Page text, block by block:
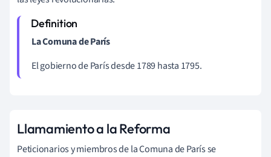
La Comuna de París
El gobierno de París desde 1789 hasta 1795.
Llamamiento a la Reforma
Peticionarios y miembros de la Comuna de París se